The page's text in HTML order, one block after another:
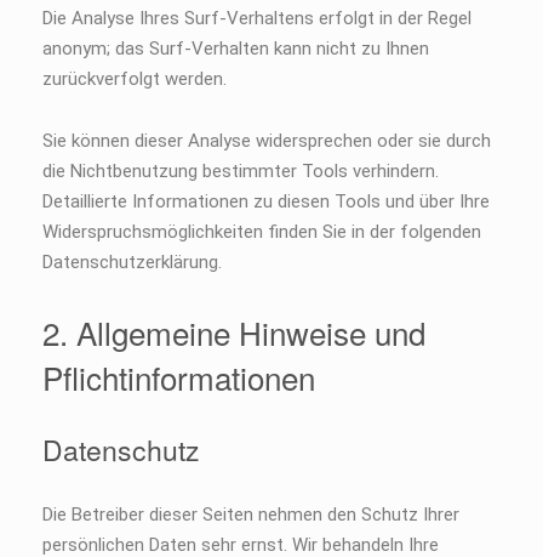
Die Analyse Ihres Surf-Verhaltens erfolgt in der Regel
anonym; das Surf-Verhalten kann nicht zu Ihnen
zurückverfolgt werden.
Sie können dieser Analyse widersprechen oder sie durch
die Nichtbenutzung bestimmter Tools verhindern.
Detaillierte Informationen zu diesen Tools und über Ihre
Widerspruchsmöglichkeiten finden Sie in der folgenden
Datenschutzerklärung.
2. Allgemeine Hinweise und
Pflichtinformationen
Datenschutz
Die Betreiber dieser Seiten nehmen den Schutz Ihrer
persönlichen Daten sehr ernst. Wir behandeln Ihre